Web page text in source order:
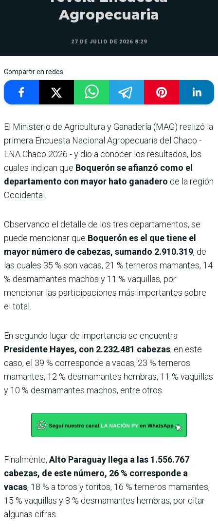
Agropecuaria
27 DE JULIO DE 2026 8:29
Compartir en redes
El Ministerio de Agricultura y Ganadería (MAG) realizó la
primera Encuesta Nacional Agropecuaria del Chaco -
ENA Chaco 2026 - y dio a conocer los resultados, los
cuales indican que Boquerón se afianzó como el
departamento con mayor hato ganadero de la región
Occidental.
Observando el detalle de los tres departamentos, se
puede mencionar que Boquerón es el que tiene el
mayor número de cabezas, sumando 2.910.319, de
las cuales 35 % son vacas, 21 % terneros mamantes, 14
% desmamantes machos y 11 % vaquillas, por
mencionar las participaciones más importantes sobre
el total.
En segundo lugar de importancia se encuentra
Presidente Hayes, con 2.232.481 cabezas; en este
caso, el 39 % corresponde a vacas, 23 % terneros
mamantes, 12 % desmamantes hembras, 11 % vaquillas
y 10 % desmamantes machos, entre otros.
Finalmente, Alto Paraguay llega a las 1.556.767
cabezas, de este número, 26 % corresponde a
vacas, 18 % a toros y toritos, 16 % terneros mamantes,
15 % vaquillas y 8 % desmamantes hembras, por citar
algunas cifras.